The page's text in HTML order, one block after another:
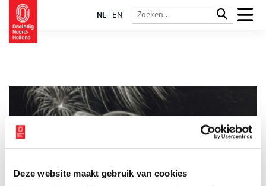
Deze website maakt gebruik van cookies
NL EN